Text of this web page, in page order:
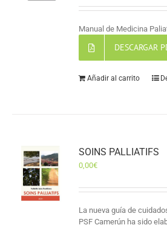
Manual de Medicina
DESCARGAR
Añadir al carrito
SOINS PALLIATIFS
0,00€
La nueva guía de
PSF Camerún ha sido